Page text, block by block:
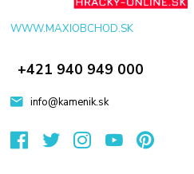
WWW.MAXIOBCHOD.SK
+421 940 949 000
info@kamenik.sk